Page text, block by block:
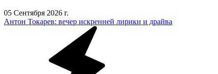
05 Сентября 2026 г.
Антон Токарев: вечер искренней лирики и драйва